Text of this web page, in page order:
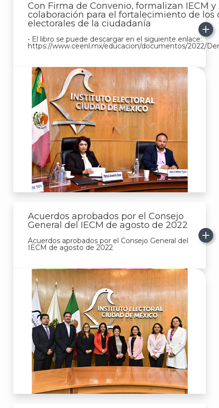
Con Firma de Convenio, formalizan IECM y
colaboración para el fortalecimiento de los
electorales de la ciudadanía
• El libro se puede descargar en el siguiente enlace:
https://www.ceenl.mx/educacion/documentos/2022/
Acuerdos aprobados por el Consejo
General del IECM de agosto de 2022
Acuerdos aprobados por el Consejo General del
IECM de agosto de 2022